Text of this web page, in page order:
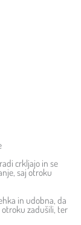
crkljajo in se
saj otroku
in udobna, da
zadušili, ter